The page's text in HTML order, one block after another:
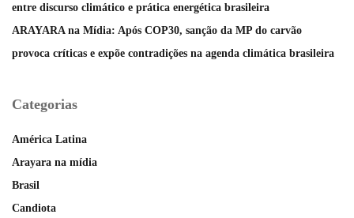
entre discurso climático e prática energética brasileira
ARAYARA na Mídia: Após COP30, sanção da MP do carvão
provoca críticas e expõe contradições na agenda climática brasileira
Categorias
América Latina
Arayara na mídia
Brasil
Candiota